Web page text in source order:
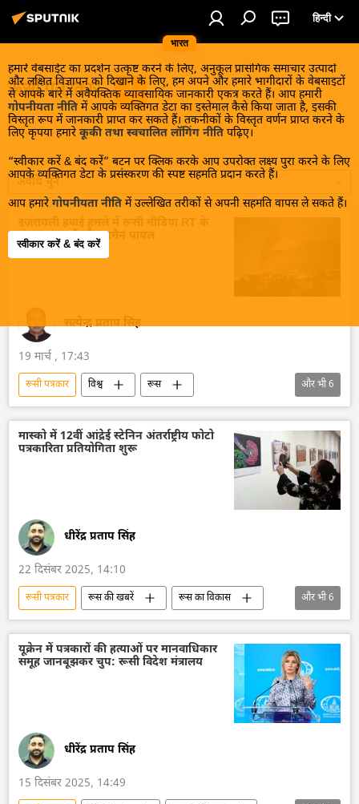
भारत
हिन्दी
हमारे वेबसाईट का प्रदर्शन उत्कृष्ट करने के लिए, अनुकूल प्रासंगिक समाचार उत्पादों
और लक्षित विज्ञापन को दिखाने के लिए, हम अपने और हमारे भागीदारों के वेबसाइटों
से आपके बारे में अवैयक्तिक व्यावसायिक जानकारी एकत्र करते हैं। आप हमारी
गोपनीयता नीति में आपके व्यक्तिगत डेटा का इस्तेमाल कैसे किया जाता है, इसकी
विस्तृत रूप में जानकारी प्राप्त कर सकते हैं। तकनीकों के विस्तृत वर्णन प्राप्त करने के
लिए कृपया हमारे कूकी तथा स्वचालित लॉगिंग नीति पढ़िए।
“स्वीकार करें & बंद करें” बटन पर क्लिक करके आप उपरोक्त लक्ष्य पुरा करने के लिए
आपके व्यक्तिगत डेटा के प्रसंस्करण की स्पष्ट सहमति प्रदान करते हैं।
आप हमारे गोपनीयता नीति में उल्लेखित तरीकों से अपनी सहमति वापस ले सकते हैं।
स्वीकार करें & बंद करें
रूसी पत्रकार
अवधि चुनें
संवाददाता और कैमरामैन घायल
सत्येन्द्र प्रताप सिंह
19 मार्च , 17:43
रूसी पत्रकार विश्व
रूस
सामाजिक मीडिया
इज़राइल
इज़राइल रक्षा सेना
लेबनान
​चिकित्सा
और भी6
मास्को में 12वीं आंद्रेई स्टेनिन अंतर्राष्ट्रीय फोटो
पत्रकारिता प्रतियोगिता शुरू
धीरेंद्र प्रताप सिंह
22 दिसंबर 2025, 14:10
रूसी पत्रकार रूस की खबरें
रूस का विकास
रूस
मास्को
फोटो प्रतियोगिता
फोटो पत्रकार आंद्रेई स्टेनिन
भारत
UNESCO
और भी6
यूक्रेन में पत्रकारों की हत्याओं पर मानवाधिकार
समूह जानबूझकर चुप: रूसी विदेश मंत्रालय
धीरेंद्र प्रताप सिंह
15 दिसंबर 2025, 14:49